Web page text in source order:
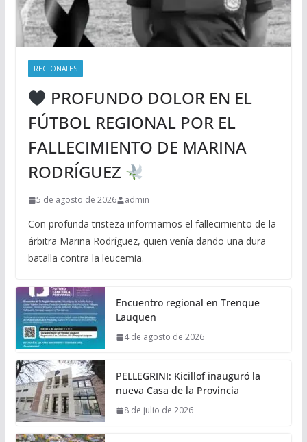
REGIONALES
PROFUNDO DOLOR EN EL
FÚTBOL REGIONAL POR EL
FALLECIMIENTO DE MARINA
RODRÍGUEZ
5 de agosto de 2026 admin
Con profunda tristeza informamos el fallecimiento de la
árbitra Marina Rodríguez, quien venía dando una dura
batalla contra la leucemia.
Encuentro regional en Trenque
Lauquen
4 de agosto de 2026
PELLEGRINI: Kicillof inauguró la
nueva Casa de la Provincia
8 de julio de 2026